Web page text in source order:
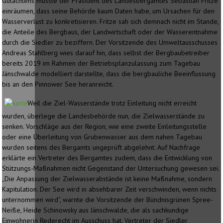
einräumen, dass seine Behörde kaum Daten habe, um Ursachen für den
Wasserverlust zu konkretisieren. Fritze sah sich demnach nicht im Stande,
die Anteile des Bergbaus, der Landwirtschaft oder der Wasserentnahme
durch die Siedler zu beziffern. Der Vorsitzende des Umweltausschusses
Andreas Stahlberg wies darauf hin, dass selbst der Bergbaubetreiber
bereits 2019 im Rahmen der Betriebsplanzulassung zum Tagebau
Jänschwalde modelliert darstellte, dass die bergbauliche Beeinflussung
bis an den Pinnower See heranreicht.
Weil die Ziel-Wasserstände trotz Einleitung nicht erreicht
wurden, überlege die Landesbehörde nun, die Zielwasserstände zu
senken. Vorschläge aus der Region, wie eine zweite Einleitungsstelle
oder eine Überleitung von Grubenwasser aus dem nahen Tagebau
wurden seitens des Bergamts ungeprüft abgelehnt. Auf Nachfrage
erklärte ein Vertreter des Bergamtes zudem, dass die Entwicklung von
Stützungs-Maßnahmen nicht Gegenstand der Untersuchung gewesen sei.
„Die Anpassung der Zielwasserabstände ist keine Maßnahme, sondern
Kapitulation. Der See wird in absehbarer Zeit verschwinden, wenn nichts
unternommen wird“, warnte die Vorsitzende der Bündnisgrünen Spree-
Neiße, Heide Schinowsky aus Jänschwalde, die als sachkundige
Einwohnerin Rederecht im Ausschuss hat. Vertreter der Siedler